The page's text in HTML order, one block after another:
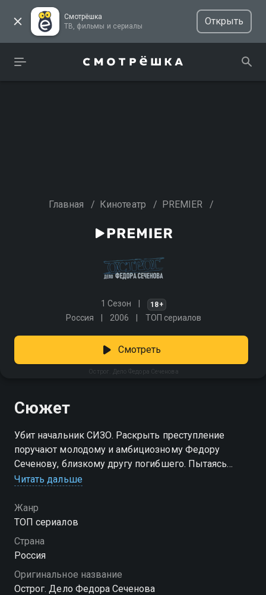
Смотрёшка
ТВ, фильмы и сериалы
Открыть
Главная / Кинотеатр / PREMIER /
1 Сезон 18+
Россия 2006 ТОП сериалов
Острог. Дело Федора Сеченова
Смотреть
Сюжет
Убит начальник СИЗО. Раскрыть преступление
поручают молодому и амбициозному Федору
Сеченову, близкому другу погибшего. Пытаясь
найти виновного, Федор сталкивается с негативом
тюрьмы пропадает ценный архив, а во время
опросов творятся мистические вещи. Постепенно
Федор понимает, что на самом деле в таинственных
событиях замешан реальный человек, который
кукловода?
Читать дальше
Жанр
ТОП сериалов
Страна
Россия
Оригинальное название
Острог. Дело Федора Сеченова